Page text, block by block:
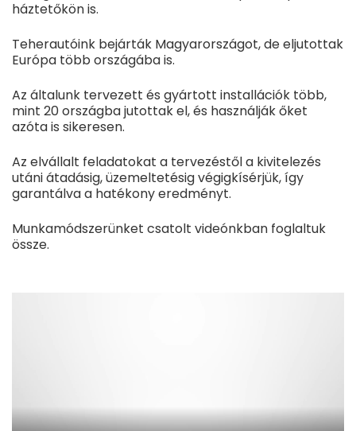
háztetőkön is.
Teherautóink bejárták Magyarországot, de eljutottak
Európa több országába is.
Az általunk tervezett és gyártott installációk több,
mint 20 országba jutottak el, és használják őket
azóta is sikeresen.
Az elvállalt feladatokat a tervezéstől a kivitelezés
utáni átadásig, üzemeltetésig végigkísérjük, így
garantálva a hatékony eredményt.
Munkamódszerünket csatolt videónkban foglaltuk
össze.